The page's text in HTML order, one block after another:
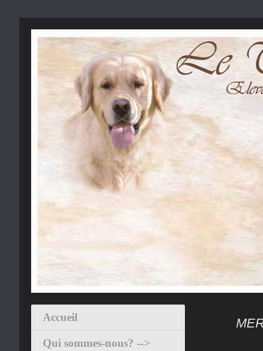
Accueil
Qui sommes-nous? -->